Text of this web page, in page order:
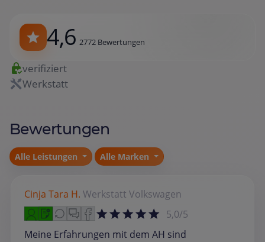
4,6 2772 Bewertungen
verifiziert
Werkstatt
Bewertungen
Alle Leistungen Alle Marken
Cinja Tara H. Werkstatt Volkswagen
5,0/5
Meine Erfahrungen mit dem AH sind